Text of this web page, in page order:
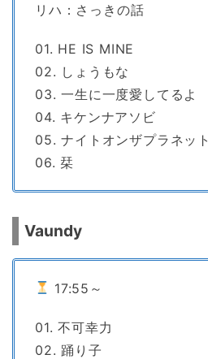
リハ：さっきの話
01. HE IS MINE
02. しょうもな
03. 一生に一度愛してるよ
04. キケンナアソビ
05. ナイトオンザプラネット
06. 栞
Vaundy
17:55～
01. 不可幸力
02. 踊り子